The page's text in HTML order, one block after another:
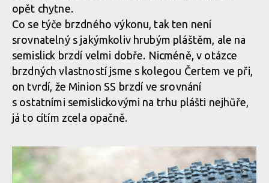
opět chytne.
Co se týče brzdného výkonu, tak ten není
srovnatelný s jakýmkoliv hrubým pláštěm, ale na
semislick brzdí velmi dobře. Nicméně, v otázce
brzdných vlastností jsme s kolegou Čertem ve při,
on tvrdí, že Minion SS brzdí ve srovnání
s ostatními semislickovými na trhu plášti nejhůře,
já to cítím zcela opačně.